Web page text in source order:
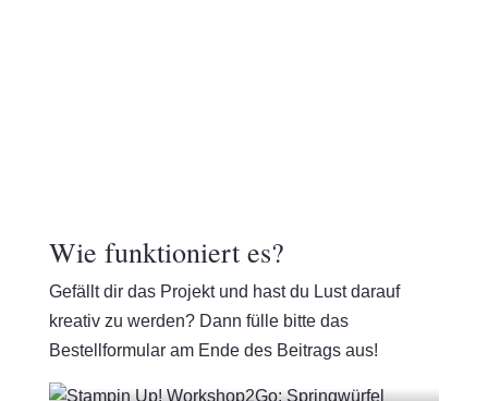
Wie funktioniert es?
Gefällt dir das Projekt und hast du Lust darauf
kreativ zu werden? Dann fülle bitte das
Bestellformular am Ende des Beitrags aus!